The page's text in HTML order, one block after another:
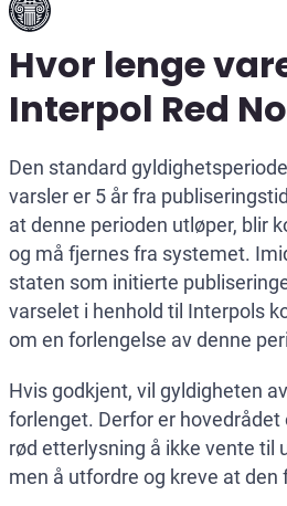
Hvor lenge
Interpol Red
Den standard
varsler er 5 år fra
at denne perioden utløper, blir
og må fjernes fra systemet.
staten som initierte
varselet i henhold til Interpols
om en forlengelse av denne
Hvis godkjent, vil gyldigheten
forlenget. Derfor er hovedrådet
rød etterlysning å ikke vente til
men å utfordre og kreve at den